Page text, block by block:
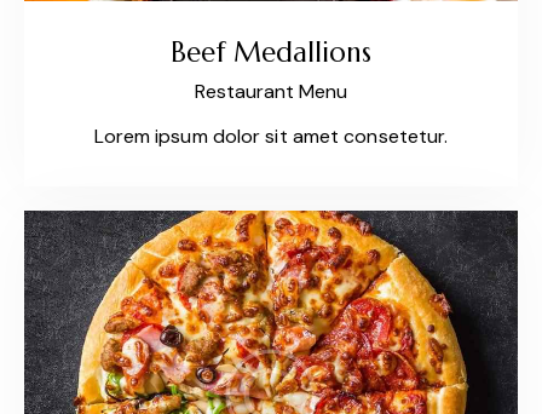
Beef Medallions
Restaurant Menu
Lorem ipsum dolor sit amet consetetur.